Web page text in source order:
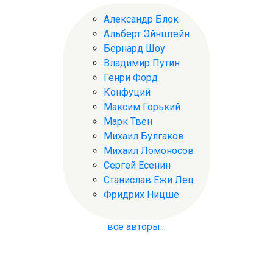
Александр Блок
Альберт Эйнштейн
Бернард Шоу
Владимир Путин
Генри Форд
Конфуций
Максим Горький
Марк Твен
Михаил Булгаков
Михаил Ломоносов
Сергей Есенин
Станислав Ежи Лец
Фридрих Ницше
все авторы...